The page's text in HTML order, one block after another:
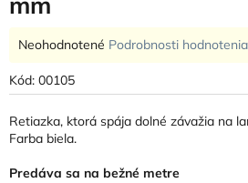
Kód: 00105
Retiazka, ktorá spája dolné závažia na
Farba biela.
Predáva sa na bežné metre
Priemerné
produktu
je
0,0
z
5
hviezdičiek.
Neohodnotené Podrobnosti hodnotenia